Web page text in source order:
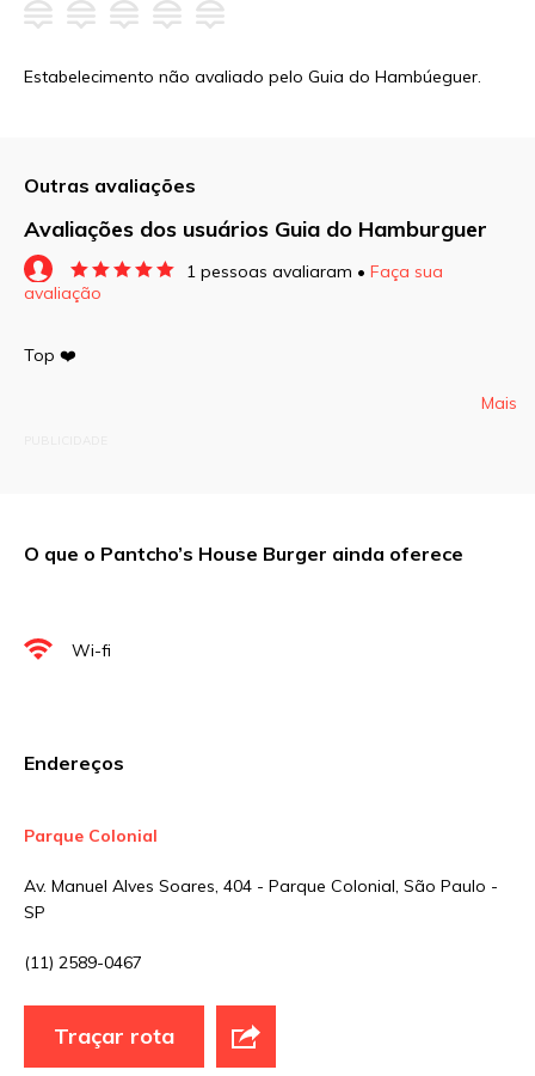
Estabelecimento não avaliado pelo Guia do Hambúeguer.
Outras avaliações
Avaliações dos usuários Guia do Hamburguer
1 pessoas avaliaram • Faça sua
avaliação
Nome*
Top ❤️
Mais
O que o Pantcho’s House Burger ainda oferece
Wi-fi
Endereços
Parque Colonial
Av. Manuel Alves Soares, 404 - Parque Colonial, São Paulo -
SP
(11) 2589-0467
Traçar rota